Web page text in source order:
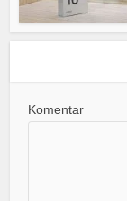
Komentar